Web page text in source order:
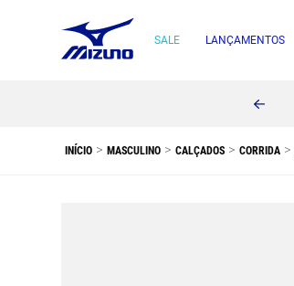
SALE LANÇAMENTOS
MASCULINO CALÇADOS CORRIDA